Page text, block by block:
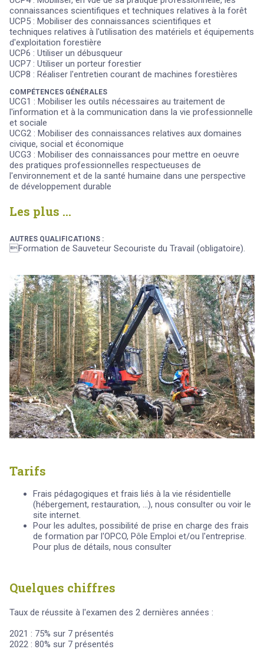
connaissances scientifiques et techniques relatives à la forêt
UCP5 : Mobiliser des connaissances scientifiques et
techniques relatives à l'utilisation des matériels et équipements
d'exploitation forestière
UCP6 : Utiliser un débusqueur
UCP7 : Utiliser un porteur forestier
UCP8 : Réaliser l'entretien courant de machines forestières
COMPÉTENCES GÉNÉRALES
UCG1 : Mobiliser les outils nécessaires au traitement de
l'information et à la communication dans la vie professionnelle
et sociale
UCG2 : Mobiliser des connaissances relatives aux domaines
civique, social et économique
UCG3 : Mobiliser des connaissances pour mettre en oeuvre
des pratiques professionnelles respectueuses de
l'environnement et de la santé humaine dans une perspective
de développement durable
Les plus ...
AUTRES QUALIFICATIONS :
Formation de Sauveteur Secouriste du Travail (obligatoire).
Tarifs
Frais pédagogiques et frais liés à la vie résidentielle
(hébergement, restauration, ...), nous consulter ou voir le
site internet.
Pour les adultes, possibilité de prise en charge des frais
de formation par l'OPCO, Pôle Emploi et/ou l'entreprise.
Pour plus de détails, nous consulter
Quelques chiffres
Taux de réussite à l'examen des 2 dernières années :
2021 : 75% sur 7 présentés
2022 : 80% sur 7 présentés